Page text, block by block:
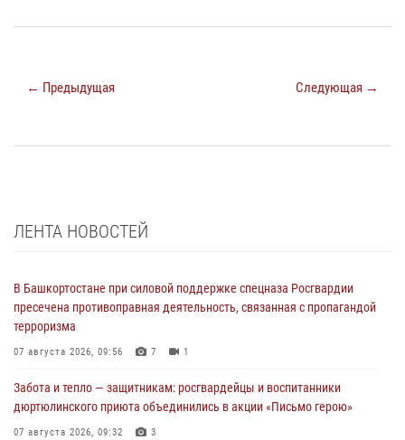
← Предыдущая Следующая →
ЛЕНТА НОВОСТЕЙ
В Башкортостане при силовой поддержке спецназа Росгвардии
пресечена противоправная деятельность, связанная с пропагандой
терроризма
07 августа 2026, 09:56 7 1
Забота и тепло — защитникам: росгвардейцы и воспитанники
дюртюлинского приюта объединились в акции «Письмо герою»
07 августа 2026, 09:32 3